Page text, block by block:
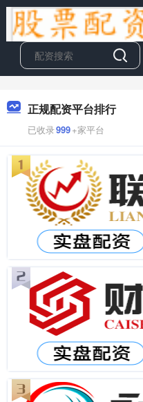
正规配资平台排行
已收录999+家平台